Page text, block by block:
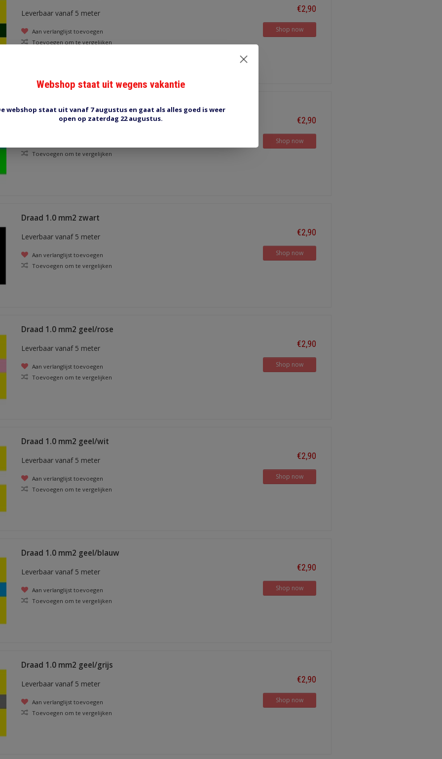
Leverbaar vanaf 5 meter
Aan verlanglijst toevoegen
Toevoegen om te vergelijken
€2,90
Shop now
Draad 1.0 mm2 lichtgroen/blauw
Leverbaar vanaf 5 meter
Toevoegen om te vergelijken
€2,90
Shop now
Draad 1.0 mm2 zwart
Leverbaar vanaf 5 meter
Aan verlanglijst toevoegen
Toevoegen om te vergelijken
€2,90
Shop now
Draad 1.0 mm2 geel/rose
Leverbaar vanaf 5 meter
Aan verlanglijst toevoegen
Toevoegen om te vergelijken
€2,90
Shop now
Draad 1.0 mm2 geel/wit
Leverbaar vanaf 5 meter
Aan verlanglijst toevoegen
Toevoegen om te vergelijken
€2,90
Shop now
Draad 1.0 mm2 geel/blauw
Leverbaar vanaf 5 meter
Aan verlanglijst toevoegen
Toevoegen om te vergelijken
€2,90
Shop now
Draad 1.0 mm2 geel/grijs
Leverbaar vanaf 5 meter
Aan verlanglijst toevoegen
Toevoegen om te vergelijken
€2,90
Shop now
Webshop staat uit wegens vakantie
webshop staat uit vanaf 7 augustus en gaat als alles goed is weer
open op zaterdag 22 augustus.